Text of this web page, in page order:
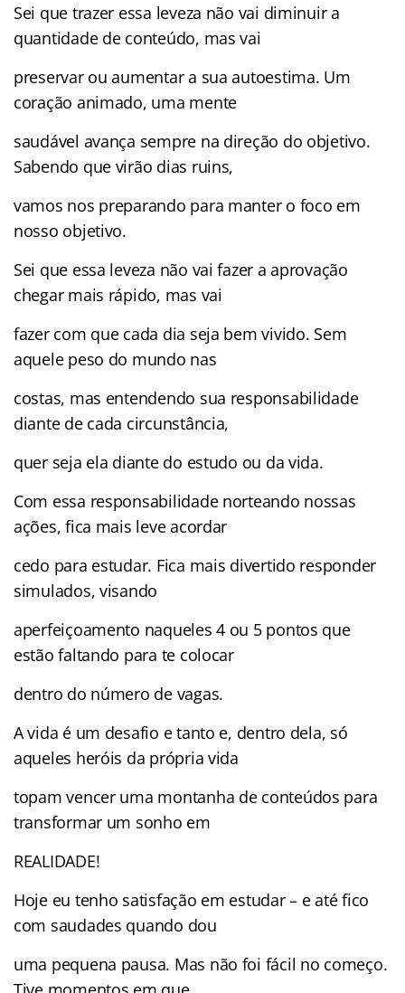
Sei que trazer essa leveza não vai diminuir a
quantidade de conteúdo, mas vai
preservar ou aumentar a sua autoestima. Um
coração animado, uma mente
saudável avança sempre na direção do objetivo.
Sabendo que virão dias ruins,
vamos nos preparando para manter o foco em
nosso objetivo.
Sei que essa leveza não vai fazer a aprovação
chegar mais rápido, mas vai
fazer com que cada dia seja bem vivido. Sem
aquele peso do mundo nas
costas, mas entendendo sua responsabilidade
diante de cada circunstância,
quer seja ela diante do estudo ou da vida.
Com essa responsabilidade norteando nossas
ações, fica mais leve acordar
cedo para estudar. Fica mais divertido responder
simulados, visando
aperfeiçoamento naqueles 4 ou 5 pontos que
estão faltando para te colocar
dentro do número de vagas.
A vida é um desafio e tanto e, dentro dela, só
aqueles heróis da própria vida
topam vencer uma montanha de conteúdos para
transformar um sonho em
REALIDADE!
Hoje eu tenho satisfação em estudar – e até fico
com saudades quando dou
uma pequena pausa. Mas não foi fácil no começo.